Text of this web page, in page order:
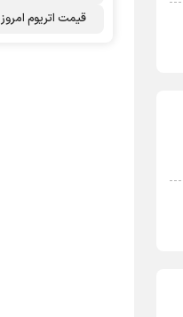
قیمت اتریوم امروز